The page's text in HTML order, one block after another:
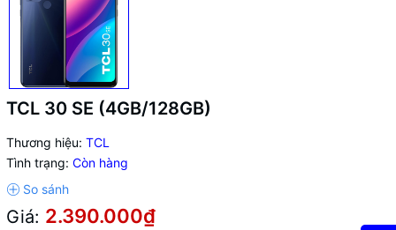
TCL 30 SE (4GB/128GB)
Thương hiệu: TCL
Tình trạng: Còn hàng
Giá: 2.390.000₫